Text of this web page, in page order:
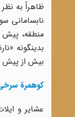
ظاهراً به
نابسامانی
بدینگونه
بیش از پیش
کوهمرة
عشایر و